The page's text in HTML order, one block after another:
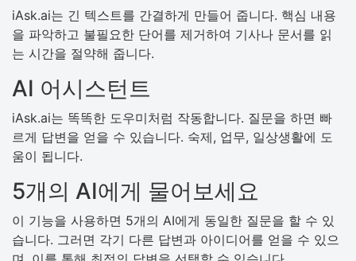
iAsk.ai는 긴 텍스트를 간결하게 만들어 줍니다. 핵심 내용
을 파악하고 불필요한 단어를 제거하여 기사나 문서를 읽
는 시간을 절약해 줍니다.
AI 어시스턴트
iAsk.ai는 똑똑한 도우미처럼 작동합니다. 질문을 하면 빠
르게 답변을 얻을 수 있습니다. 숙제, 업무, 일상생활에 도
움이 됩니다.
5개의 AI에게 물어보세요
이 기능을 사용하면 5개의 AI에게 동일한 질문을 할 수 있
습니다. 그러면 각기 다른 답변과 아이디어를 얻을 수 있으